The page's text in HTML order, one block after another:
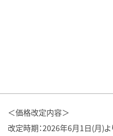
＜価格改定内容＞
改定時期：2026年6月1日(月)よ